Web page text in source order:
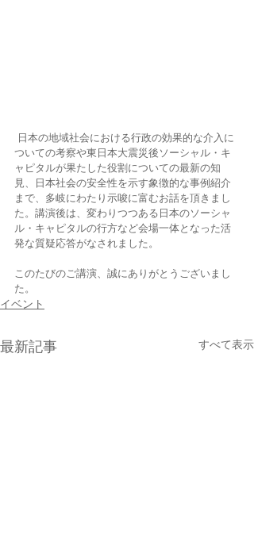
ついての考察や東日本大震災後ソーシャル・キ
ャピタルが果たした役割についての最新の知
見、日本社会の安全性を示す象徴的な事例紹介
まで、多岐にわたり示唆に富むお話を頂きまし
た。講演後は、変わりつつある日本のソーシャ
ル・キャピタルの行方など会場一体となった活
発な質疑応答がなされました。
このたびのご講演、誠にありがとうございまし
た。
イベント
最新記事 すべて表示